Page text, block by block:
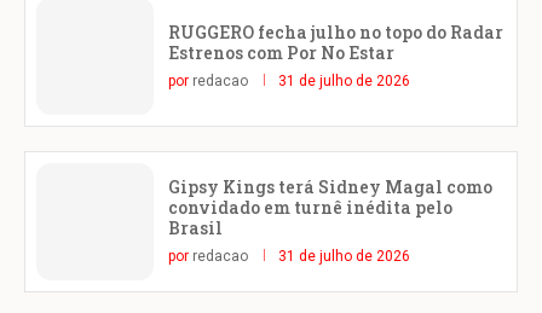
RUGGERO fecha julho no topo do Radar
Estrenos com Por No Estar
por redacao 31 de julho de 2026
Gipsy Kings terá Sidney Magal como
convidado em turnê inédita pelo
Brasil
por redacao 31 de julho de 2026